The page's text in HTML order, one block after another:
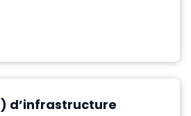
d’infrastructure